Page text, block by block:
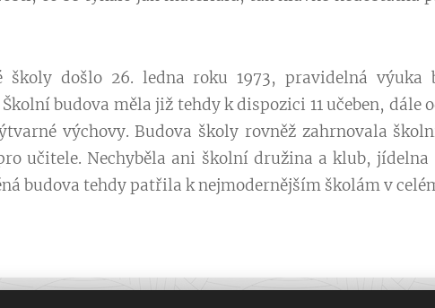
školy došlo 26. ledna roku 1973, pravidelná výuka
budova měla již tehdy k dispozici 11 učeben, dále
výchovy. Budova školy rovněž zahrnovala
učitele. Nechyběla ani školní družina a klub, jídelna
budova tehdy patřila k nejmodernějším školám v